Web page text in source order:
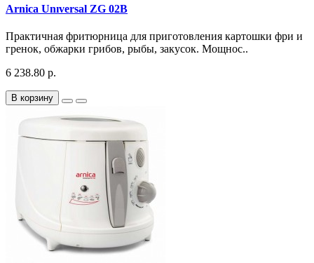
Arnica Unıversal ZG 02B
Практичная фритюрница для приготовления картошки фри и
гренок, обжарки грибов, рыбы, закусок. Мощнос..
6 238.80 р.
В корзину